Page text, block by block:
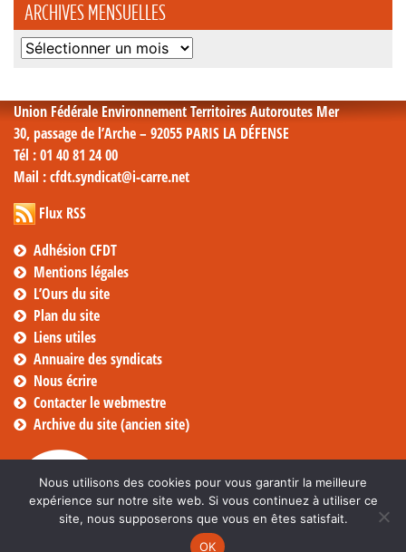
ARCHIVES MENSUELLES
Archives
Union Fédérale Environnement Territoires Autoroutes Mer
30, passage de l’Arche – 92055 PARIS LA DÉFENSE
Tél : 01 40 81 24 00
Mail : cfdt.syndicat@i-carre.net
Flux RSS
Adhésion CFDT
Mentions légales
L’Ours du site
Plan du site
Liens utiles
Annuaire des syndicats
Nous écrire
Contacter le webmestre
Archive du site (ancien site)
Nous utilisons des cookies pour vous garantir la meilleure
expérience sur notre site web. Si vous continuez à utiliser ce
site, nous supposerons que vous en êtes satisfait.
OK